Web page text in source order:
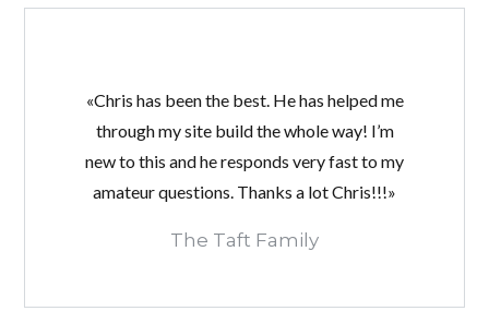
«Chris has been the best. He has helped me
through my site build the whole way! I’m
new to this and he responds very fast to my
amateur questions. Thanks a lot Chris!!!»
The Taft Family